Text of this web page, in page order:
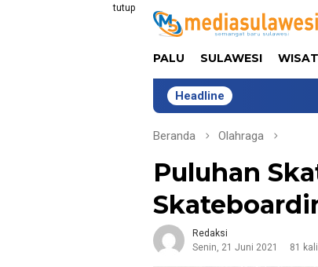
tutup
PALU SULAWESI
Headline
Beranda Olahraga
Puluhan
Redaksi
Senin, 21 Juni 2021
81